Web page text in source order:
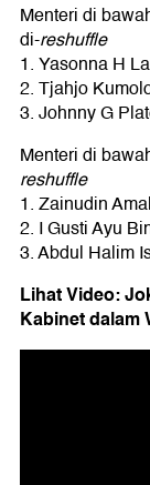
Menteri di
di-reshuffle
1. Yasonna H
2. Tjahjo
3. Johnny G
Menteri di
reshuffle
1. Zainudin
2. I Gusti Ayu
3. Abdul Halim
Lihat Video:
Kabinet dalam